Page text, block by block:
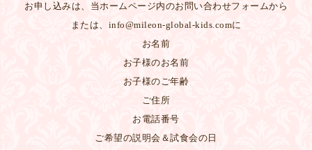
お申し込みは、当ホームページ内のお問い合わせフォームから
または、info@mileon-global-kids.comに
お名前
お子様のお名前
お子様のご年齢
ご住所
お電話番号
ご希望の説明会＆試食会の日